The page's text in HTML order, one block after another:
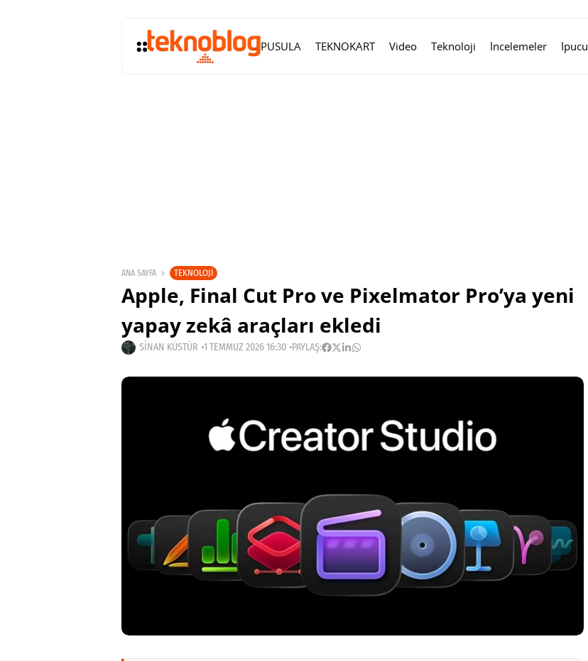
PUSULA TEKNOKART Video Teknoloji İncelemeler İpucu
ANA SAYFA TEKNOLOJI
Apple, Final Cut Pro ve Pixelmator Pro’ya yeni
yapay zekâ araçları ekledi
SINAN KÜSTÜR 1 TEMMUZ 2026 16:30 PAYLAŞ: